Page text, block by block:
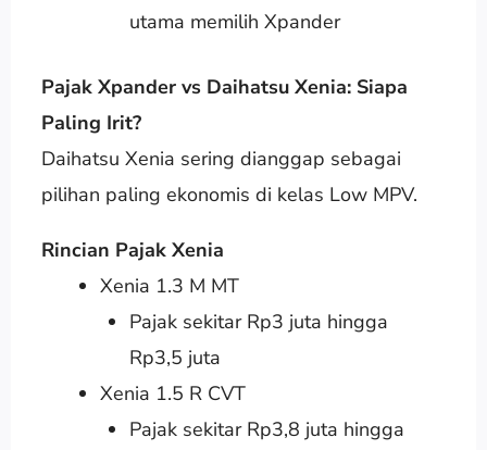
utama memilih Xpander
Pajak Xpander vs Daihatsu Xenia: Siapa
Paling Irit?
Daihatsu Xenia sering dianggap sebagai
pilihan paling ekonomis di kelas Low MPV.
Rincian Pajak Xenia
Xenia 1.3 M MT
Pajak sekitar Rp3 juta hingga
Rp3,5 juta
Xenia 1.5 R CVT
Pajak sekitar Rp3,8 juta hingga